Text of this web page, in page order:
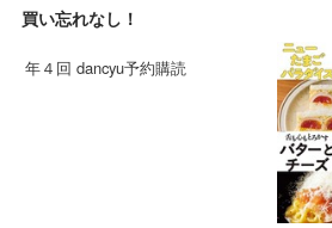
買い忘れなし！
年４回 dancyu予約購読